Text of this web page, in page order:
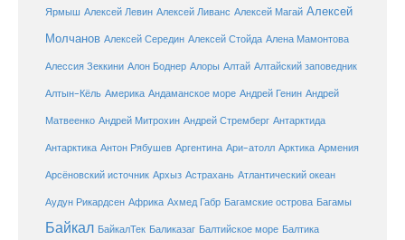
Ярмыш Алексей Левин Алексей Ливанс Алексей Магай Алексей
Молчанов Алексей Середин Алексей Стойда Алена Мамонтова
Алессия Зеккини Алон Боднер Алоры Алтай Алтайский заповедник
Алтын-Кёль Америка Андаманское море Андрей Генин Андрей
Матвеенко Андрей Митрохин Андрей Стремберг Антарктида
Антарктика Антон Рябушев Аргентина Ари-атолл Арктика Армения
Арсёновский источник Архыз Астрахань Атлантический океан
Аудун Рикардсен Африка Ахмед Габр Багамские острова Багамы
Байкал БайкалТек Баликазаг Балтийское море Балтика